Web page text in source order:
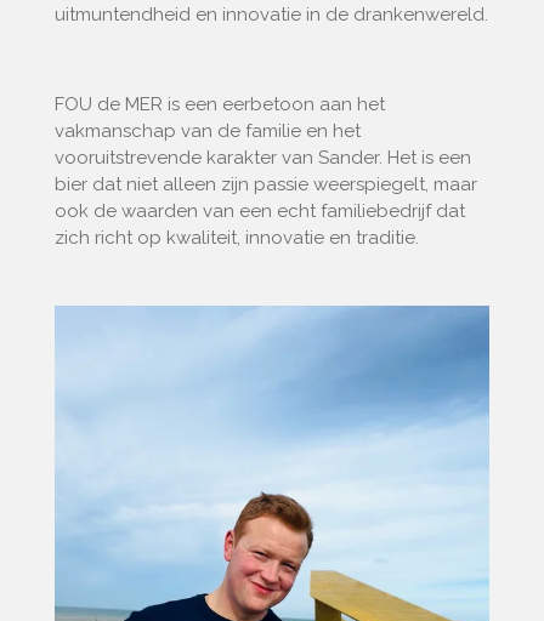
uitmuntendheid en innovatie in de drankenwereld.
FOU de MER is een eerbetoon aan het
vakmanschap van de familie en het
vooruitstrevende karakter van Sander. Het is een
bier dat niet alleen zijn passie weerspiegelt, maar
ook de waarden van een echt familiebedrijf dat
zich richt op kwaliteit, innovatie en traditie.